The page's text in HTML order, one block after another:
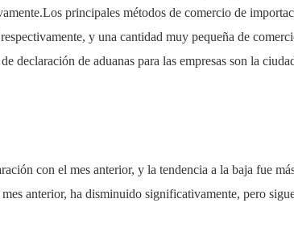
principales métodos de comercio de
y una cantidad muy pequeña de
declaración de aduanas para las empresas son la
con el mes anterior, y la tendencia a la baja fue
anterior, ha disminuido significativamente, pero